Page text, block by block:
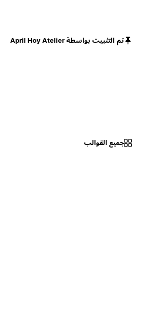
تم التثبيت بواسطة April Hoy Atelier
جميع القوالب